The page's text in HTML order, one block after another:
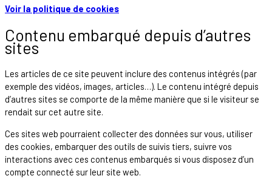
Voir la politique de cookies
Contenu embarqué depuis d’autres
sites
Les articles de ce site peuvent inclure des contenus intégrés (par
exemple des vidéos, images, articles…). Le contenu intégré depuis
d’autres sites se comporte de la même manière que si le visiteur se
rendait sur cet autre site.
Ces sites web pourraient collecter des données sur vous, utiliser
des cookies, embarquer des outils de suivis tiers, suivre vos
interactions avec ces contenus embarqués si vous disposez d’un
compte connecté sur leur site web.